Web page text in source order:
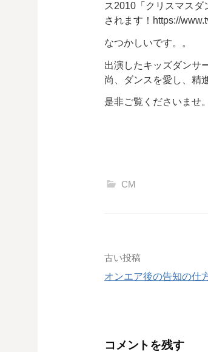
ス2010「クリスマス
されます！https://
なつかしいです。。
出演したキッズダンサ
尚、ダンスを愛し、精
是非ご覧くださいませ
CM
投
稿
古い投稿
オンエア後の告知の仕
コメントを残す